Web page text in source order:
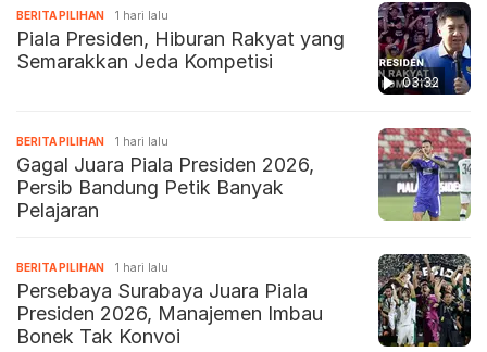
03:32
BERITA PILIHAN 1 hari lalu
Piala Presiden, Hiburan Rakyat yang
Semarakkan Jeda Kompetisi
BERITA PILIHAN 1 hari lalu
Gagal Juara Piala Presiden 2026,
Persib Bandung Petik Banyak
Pelajaran
BERITA PILIHAN 1 hari lalu
Persebaya Surabaya Juara Piala
Presiden 2026, Manajemen Imbau
Bonek Tak Konvoi